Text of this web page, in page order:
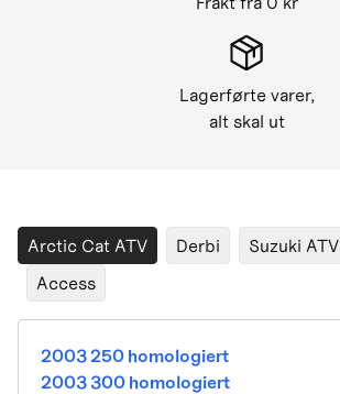
Lagerførte varer,
alt skal ut
Arctic Cat ATV Derbi Suzuki ATV
Access
2003 250 homologiert
2003 300 homologiert